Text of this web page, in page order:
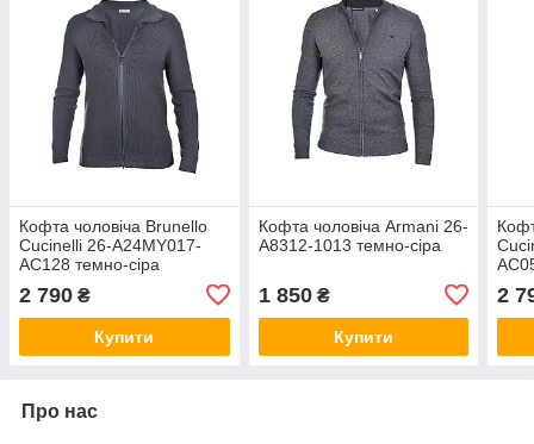
Кофта чоловіча Brunello
Cucinelli 26-A24MY017-
AC128 темно-сіра
2 790 ₴
Купити
Кофта чоловіча Armani 26-
A8312-1013 темно-сіра
1 850₴
Купити
2
Про нас